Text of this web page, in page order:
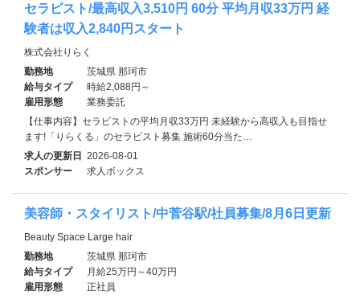
セラピスト/最高収入3,510円 60分 平均月収33万円 経
験者は収入2,840円スタート
株式会社りらく
勤務地
茨城県 那珂市
給与タイプ
時給2,088円～
雇用形態
業務委託
【仕事内容】セラピストの平均月収33万円 未経験から高収入も目指せ
ます!「りらくる」のセラピスト募集 施術60分当た…
求人の更新日 2026-08-01
スポンサー
求人ボックス
美容師・スタイリスト/中菅谷駅/社員募集/8月6日更新
Beauty Space Large hair
勤務地
茨城県 那珂市
給与タイプ
月給25万円～40万円
雇用形態
正社員